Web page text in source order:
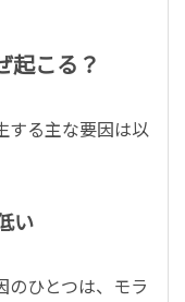
起こる？
する主な要因は以
い
のひとつは、モラ